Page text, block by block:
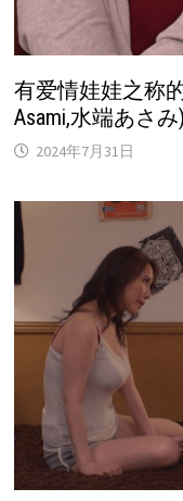
有爱情娃娃之称
Asami,水端あさ
2024年7月31日